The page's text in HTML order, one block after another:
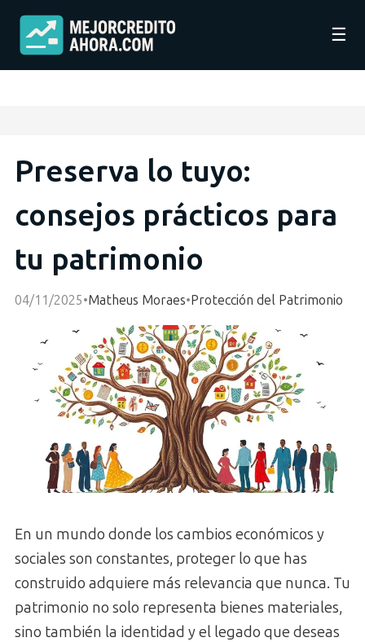
☰
Preserva lo tuyo:
consejos prácticos para
tu patrimonio
04/11/2025•Matheus Moraes•Protección del Patrimonio
En un mundo donde los cambios económicos y
sociales son constantes, proteger lo que has
construido adquiere más relevancia que nunca. Tu
patrimonio no solo representa bienes materiales,
sino también la identidad y el legado que deseas